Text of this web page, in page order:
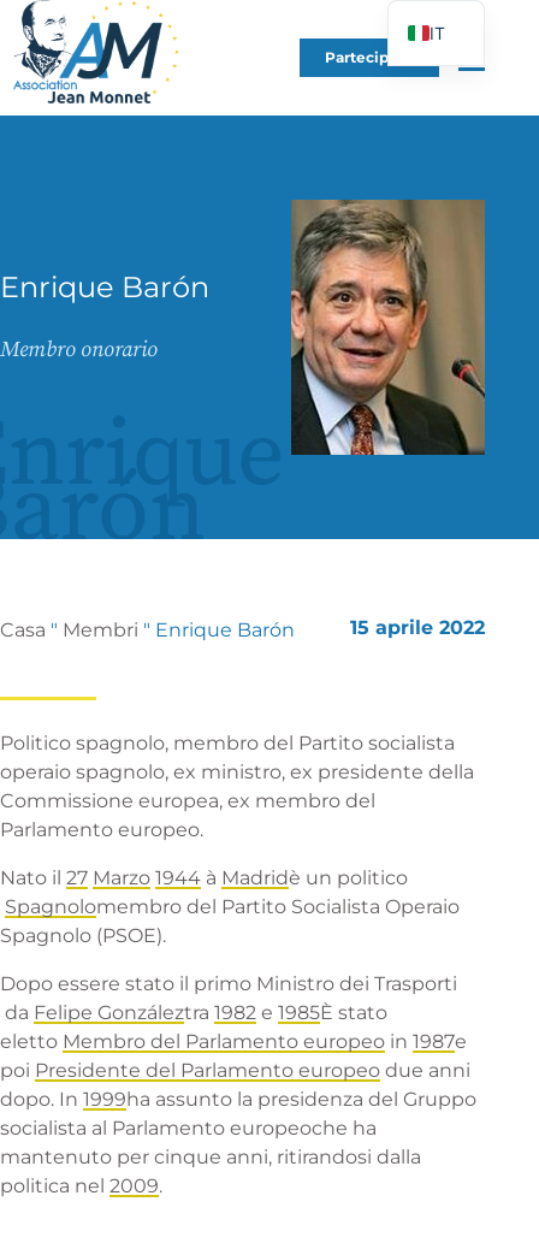
Partecipare
Enrique Barón
Membro onorario
Casa " Membri " Enrique Barón 15 aprile 2022
Politico spagnolo, membro del Partito socialista
operaio spagnolo, ex ministro, ex presidente della
Commissione europea, ex membro del
Parlamento europeo.
Nato il 27 Marzo 1944 à Madridè un politico
Spagnolomembro del Partito Socialista Operaio
Spagnolo (PSOE).
Dopo essere stato il primo Ministro dei Trasporti
da Felipe Gonzáleztra 1982 e 1985È stato
eletto Membro del Parlamento europeo in 1987e
poi Presidente del Parlamento europeo due anni
dopo. In 1999ha assunto la presidenza del Gruppo
socialista al Parlamento europeoche ha
mantenuto per cinque anni, ritirandosi dalla
politica nel 2009.
IT
FR
EN